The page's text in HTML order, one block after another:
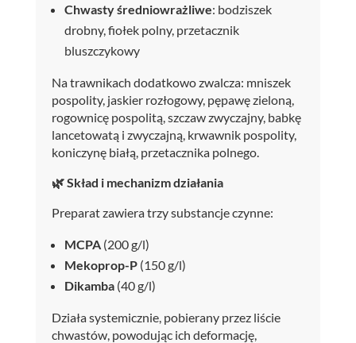
Chwasty średniowrażliwe: bodziszek
drobny, fiołek polny, przetacznik
bluszczykowy
Na trawnikach dodatkowo zwalcza: mniszek
pospolity, jaskier rozłogowy, pępawę zieloną,
rogownicę pospolitą, szczaw zwyczajny, babkę
lancetowatą i zwyczajną, krwawnik pospolity,
koniczynę białą, przetacznika polnego.
🌿 Skład i mechanizm działania
Preparat zawiera trzy substancje czynne:
MCPA(200 g/l)
Mekoprop-P(150 g/l)
Dikamba(40 g/l)
Działa systemicznie, pobierany przez liście
chwastów, powodując ich deformację,